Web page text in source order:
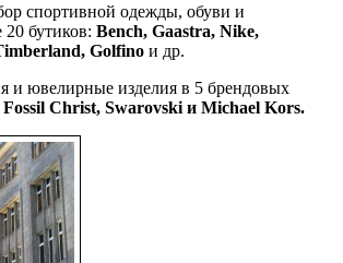
спортивной одежды, обуви и
20 бутиков: Bench, Gaastra, Nike,
Golfino и др.
и ювелирные изделия в 5 брендовых
Christ, Swarovski и Michael Kors.